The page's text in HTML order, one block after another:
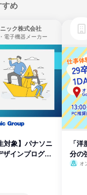
すめ
ック株式会社
電子機器メーカー
対象】パナソニ
ザインプログラ
「
分の
オ